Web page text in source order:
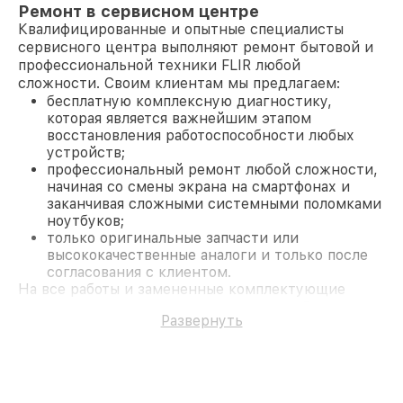
Ремонт в сервисном центре
Квалифицированные и опытные специалисты
сервисного центра выполняют ремонт бытовой и
профессиональной техники FLIR любой
сложности. Своим клиентам мы предлагаем:
бесплатную комплексную диагностику,
которая является важнейшим этапом
восстановления работоспособности любых
устройств;
профессиональный ремонт любой сложности,
начиная со смены экрана на смартфонах и
заканчивая сложными системными поломками
ноутбуков;
только оригинальные запчасти или
высококачественные аналоги и только после
согласования с клиентом.
На все работы и замененные комплектующие
поломки по условиям гарантии, мы бесплатно
Развернуть